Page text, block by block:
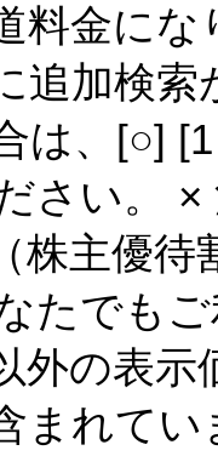
料金にな
追加検索
は、[○]
さい。
株主優待
たでも
外の表示
まれてい